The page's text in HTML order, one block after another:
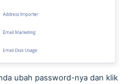
ubah password-nya dan klik